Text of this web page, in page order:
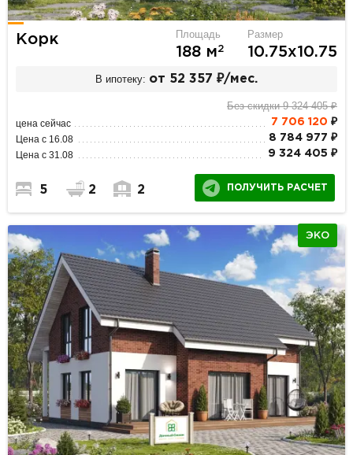
Корк Площадь
188 м2
Размер
10.75х10.75
В ипотеку: от 52 357 ₽/мес.
Без скидки 9 324 405 ₽
цена сейчас 7 706 120 ₽
Цена с 16.08 8 784 977 ₽
Цена с 31.08 9 324 405 ₽
5 2 2 ПОЛУЧИТЬ РАСЧЕТ
ЭКО